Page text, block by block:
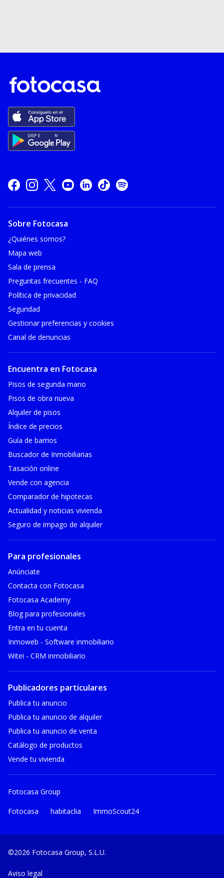
Sobre Fotocasa
¿Quiénes somos?
Mapa web
Sala de prensa
Preguntas frecuentes - FAQ
Política de privacidad
Seguridad
Gestionar preferencias y cookies
Canal de denuncias
Encuentra en Fotocasa
Pisos de segunda mano
Pisos de obra nueva
Alquiler de pisos
Índice de precios
Guía de barrios
Buscador de Inmobiliarias
Tasación online
Vende con agencia
Comparador de hipotecas
Actualidad y noticias vivienda
Seguro de impago de alquiler
Para profesionales
Anúnciate
Contacta con Fotocasa
Fotocasa Academy
Blog para profesionales
Entra en tu cuenta
Inmoweb - Software inmobiliario
Witei - CRM inmobiliario
Publicadores particulares
Publica tu anuncio
Publica tu anuncio de alquiler
Publica tu anuncio de venta
Catálogo de productos
Vende tu vivienda
Fotocasa Group
Fotocasa habitaclia ImmoScout24
©2026 Fotocasa Group, S.L.U.
Aviso legal